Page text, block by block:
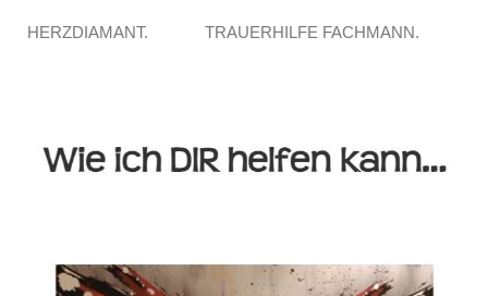
HERZDIAMANT. TRAUERHILFE FACHMANN.